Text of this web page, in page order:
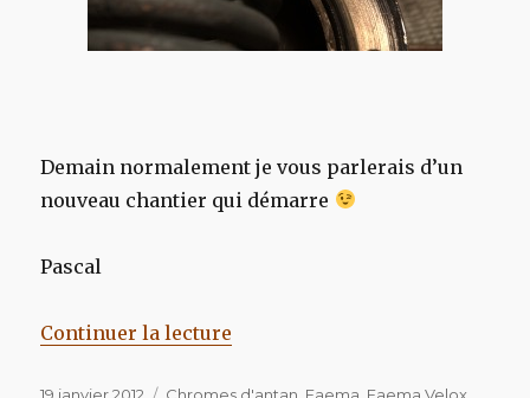
Demain normalement je vous parlerais d’un
nouveau chantier qui démarre
Pascal
Continuer la lecture
Publié
19 janvier 2012 Catégories
Chromes d'antan Faema Faema Velox